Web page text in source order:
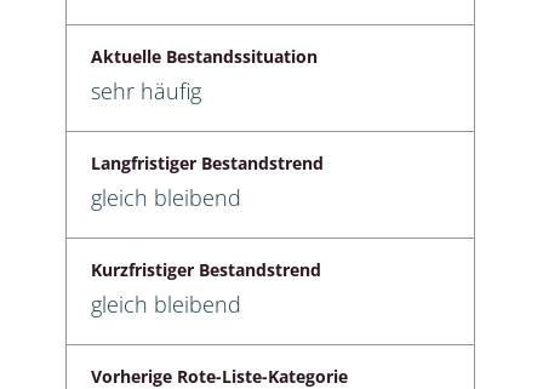
Aktuelle Bestandssituation
sehr häufig
Langfristiger Bestandstrend
gleich bleibend
Kurzfristiger Bestandstrend
gleich bleibend
Vorherige Rote-Liste-Kategorie